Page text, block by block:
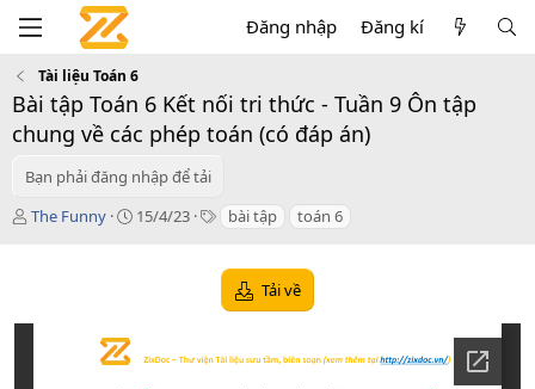
Đăng nhập Đăng kí
Tài liệu Toán 6
Bài tập Toán 6 Kết nối tri thức - Tuần 9 Ôn tập
chung về các phép toán (có đáp án)
Bạn phải đăng nhập để tải
T
ả
The Funny
C
n
15/4/23
T
s
bài tập toán 6
Tải về